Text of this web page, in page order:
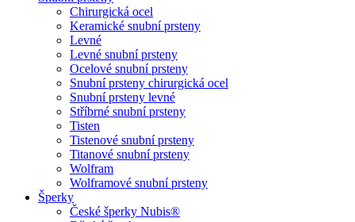
Chirurgická ocel
Keramické snubní prsteny
Levné
Levné snubní prsteny
Ocelové snubní prsteny
Snubní prsteny chirurgická ocel
Snubní prsteny levné
Stříbrné snubní prsteny
Tisten
Tistenové snubní prsteny
Titanové snubní prsteny
Wolfram
Wolframové snubní prsteny
Šperky
České šperky Nubis®